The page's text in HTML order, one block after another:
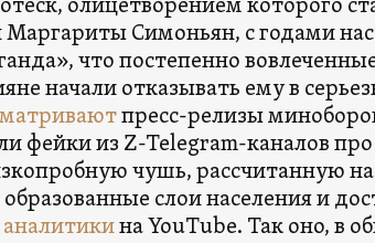
олицетворением которого
Симоньян, с годами
что постепенно
начали отказывать ему в
пресс-релизы
фейки из Z-Telegram-каналов
чушь, рассчитанную на
слои населения и
аналитикина YouTube. Так оно, в